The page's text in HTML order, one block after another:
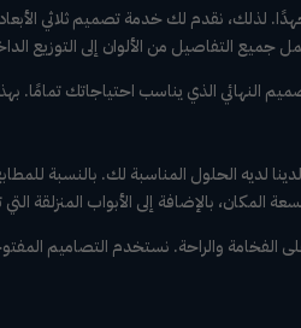
لذلك، نقدم لك خدمة تصميم ثلاثي
التفاصيل من الألوان إلى التوزيع
النهائي الذي يناسب احتياجاتك تمامًا.
لديه الحلول المناسبة لك. بالنسبة
بالإضافة إلى الأبواب المنزلقة
الفخامة والراحة. نستخدم التصاميم